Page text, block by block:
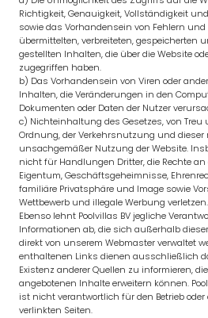
Richtigkeit, Genauigkeit, Vollständigkeit
sowie das Vorhandensein von Fehlern
übermittelten, verbreiteten, gespeicherten
gestellten Inhalten, die über die Website
zugegriffen haben.
b) Das Vorhandensein von Viren oder
Inhalten, die Veränderungen in den
Dokumenten oder Daten der Nutzer
c) Nichteinhaltung des Gesetzes, von
Ordnung, der Verkehrsnutzung und
unsachgemäßer Nutzung der Website.
nicht für Handlungen Dritter, die Rechte
Eigentum, Geschäftsgeheimnisse,
familiäre Privatsphäre und Image sowie
Wettbewerb und illegale Werbung verletzen.
Ebenso lehnt Poolvillas BV jegliche
Informationen ab, die sich außerhalb
direkt von unserem Webmaster verwaltet
enthaltenen Links dienen ausschließlich
Existenz anderer Quellen zu informieren,
angebotenen Inhalte erweitern können.
ist nicht verantwortlich für den Betrieb
verlinkten Seiten.